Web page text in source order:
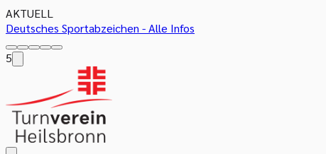
AKTUELL
Deutsches Sportabzeichen - Alle Infos
5